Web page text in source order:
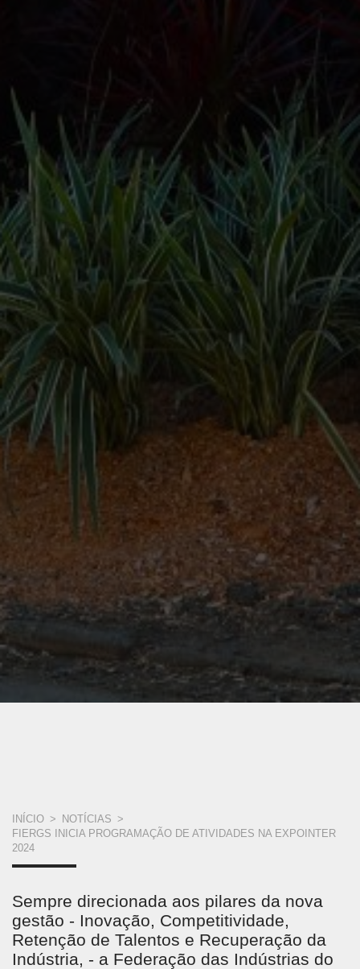
VOCÊ
ESTÁ
INÍCIO > NOTÍCIAS >
FIERGS INICIA PROGRAMAÇÃO DE ATIVIDADES NA EXPOINTER
2024
Sempre direcionada aos pilares da nova
gestão - Inovação, Competitividade,
Retenção de Talentos e Recuperação da
Indústria, - a Federação das Indústrias do